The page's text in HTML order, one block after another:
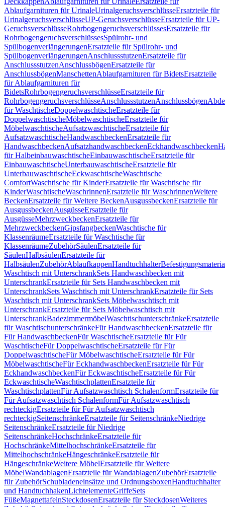
Ablaufgarnituren für UrinaleUrinalgeruchsverschlüsseErsatzteile für
UrinalgeruchsverschlüsseUP-GeruchsverschlüsseErsatzteile für UP-
GeruchsverschlüsseRohrbogengeruchsverschlüssesErsatzteile für
RohrbogengeruchsverschlüssesSpülrohr- und
SpülbogenverlängerungenErsatzteile für Spülrohr- und
SpülbogenverlängerungenAnschlussstutzenErsatzteile für
AnschlussstutzenAnschlussbögenErsatzteile für
AnschlussbögenManschettenAblaufgarnituren für BidetsErsatzteile
für Ablaufgarnituren für
BidetsRohrbogengeruchsverschlüsseErsatzteile für
RohrbogengeruchsverschlüsseAnschlussstutzenAnschlussbögen
für WaschtischeDoppelwaschtischeErsatzteile für
DoppelwaschtischeMöbelwaschtischeErsatzteile für
MöbelwaschtischeAufsatzwaschtischeErsatzteile für
AufsatzwaschtischeHandwaschbeckenErsatzteile für
HandwaschbeckenAufsatzhandwaschbeckenEckhandwaschbecken
für HalbeinbauwaschtischeEinbauwaschtischeErsatzteile für
EinbauwaschtischeUnterbauwaschtischeErsatzteile für
UnterbauwaschtischeEckwaschtischeWaschtische
ComfortWaschtische für KinderErsatzteile für Waschtische für
KinderWaschtischeWaschrinnenErsatzteile für WaschrinnenWeitere
BeckenErsatzteile für Weitere BeckenAusgussbeckenErsatzteile für
AusgussbeckenAusgüsseErsatzteile für
AusgüsseMehrzweckbeckenErsatzteile für
MehrzweckbeckenGipsfangbeckenWaschtische für
KlassenräumeErsatzteile für Waschtische für
KlassenräumeZubehörSäulenErsatzteile für
SäulenHalbsäulenErsatzteile für
HalbsäulenZubehörAblaufkappenHandtuchhalter
Waschtisch mit UnterschrankSets Handwaschbecken mit
UnterschrankErsatzteile für Sets Handwaschbecken mit
UnterschrankSets Waschtisch mit UnterschrankErsatzteile für Sets
Waschtisch mit UnterschrankSets Möbelwaschtisch mit
UnterschrankErsatzteile für Sets Möbelwaschtisch mit
UnterschrankBadezimmermöbelWaschtischunterschränkeErsatzteile
für WaschtischunterschränkeFür HandwaschbeckenErsatzteile für
Für HandwaschbeckenFür WaschtischeErsatzteile für Für
WaschtischeFür DoppelwaschtischeErsatzteile für Für
DoppelwaschtischeFür MöbelwaschtischeErsatzteile für Für
MöbelwaschtischeFür EckhandwaschbeckenErsatzteile für Für
EckhandwaschbeckenFür EckwaschtischeErsatzteile für Für
EckwaschtischeWaschtischplattenErsatzteile für
WaschtischplattenFür Aufsatzwaschtisch SchalenformErsatzteile für
Für Aufsatzwaschtisch SchalenformFür Aufsatzwaschtisch
rechteckigErsatzteile für Für Aufsatzwaschtisch
rechteckigSeitenschränkeErsatzteile für SeitenschränkeNiedrige
SeitenschränkeErsatzteile für Niedrige
SeitenschränkeHochschränkeErsatzteile für
HochschränkeMittelhochschränkeErsatzteile für
MittelhochschränkeHängeschränkeErsatzteile für
HängeschränkeWeitere MöbelErsatzteile für Weitere
MöbelWandablagenErsatzteile für WandablagenZubehörErsatzteile
für ZubehörSchubladeneinsätze und OrdnungsboxenHandtuchhalter
und HandtuchhakenLichtelementeGriffeSets
FüßeMagnettafelnSteckdosenErsatzteile für SteckdosenWeiteres